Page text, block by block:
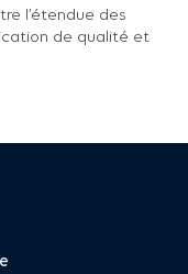
l’étendue des
de qualité et